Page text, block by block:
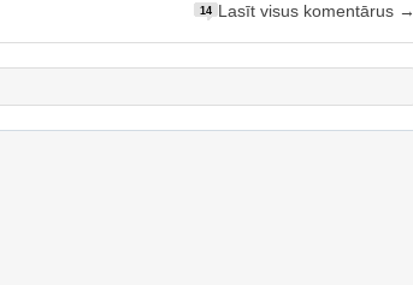
14 Lasīt visus komentārus →